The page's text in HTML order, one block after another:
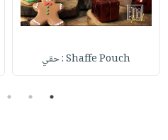
Shaffe Pouch : حقي
1
2
3